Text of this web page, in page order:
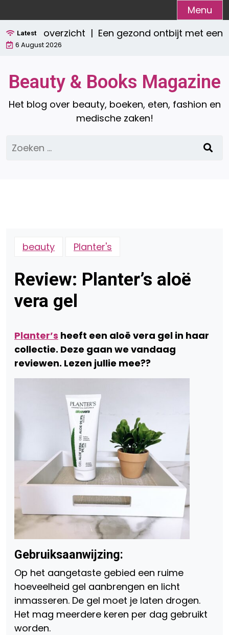
naar
de
inhoud
Menu
Latestoverzicht |Een gezond ontbijt met een
6 August 2026
Beauty & Books Magazine
Het blog over beauty, boeken, eten, fashion en
medische zaken!
Zoeken
naar:
beauty Planter's
Review: Planter’s aloë
vera gel
Planter’s heeft een aloë vera gel in haar
collectie. Deze gaan we vandaag
reviewen. Lezen jullie mee??
Gebruiksaanwijzing:
Op het aangetaste gebied een ruime
hoeveelheid gel aanbrengen en licht
inmasseren. De gel moet je laten drogen.
Het mag meerdere keren per dag gebruikt
worden.